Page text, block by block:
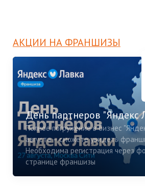
АКЦИИ НА ФРАНШИЗЫ
День партнеров "Яндекс
Полное погружение в бизнес
августа – сможете увидеть
Необходима регистрация через
странице франшизы